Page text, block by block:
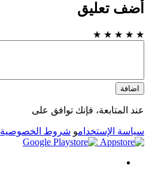
أضف تعليق
★
★
★
★
★
اضافة
عند المتابعة، فإنك توافق على
سياسة الإستخدامو شروط الخصوصية